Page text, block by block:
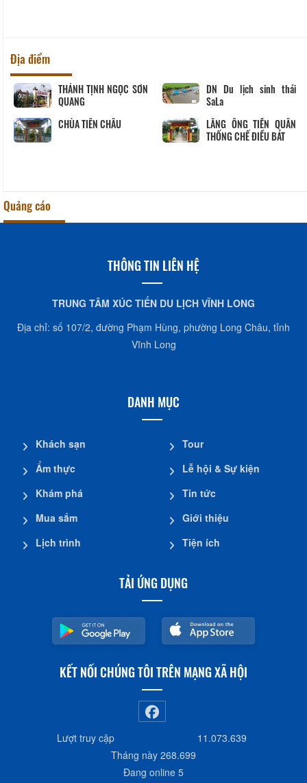
Địa điểm
THÁNH TỊNH NGỌC SƠN
QUANG
DN Du lịch sinh thái
SaLa
CHÙA TIÊN CHÂU
LĂNG ÔNG TIỀN QUÂN
THỐNG CHẾ ĐIỀU BÁT
Quảng cáo
THÔNG TIN LIÊN HỆ
TRUNG TÂM XÚC TIẾN DU LỊCH VĨNH LONG
Địa chỉ: số 107/2, đường Phạm Hùng, phường Long Châu, tỉnh
Vĩnh Long
DANH MỤC
Khách sạn
Ẩm thực
Khám phá
Mua sắm
Lịch trình
Tour
Lễ hội & Sự kiện
Tin tức
Giới thiệu
Tiện ích
TẢI ỨNG DỤNG
KẾT NỐI CHÚNG TÔI TRÊN MẠNG XÃ HỘI
Lượt truy cập
11.073.639
Tháng này 268.699
Đang online 5